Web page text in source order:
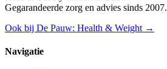
Gegarandeerde zorg en advies sinds 2007.
Ook bij De Pauw: Health & Weight →
Navigatie